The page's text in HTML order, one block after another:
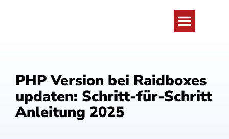
PHP Version bei Raidboxes
updaten: Schritt-für-Schritt
Anleitung 2025